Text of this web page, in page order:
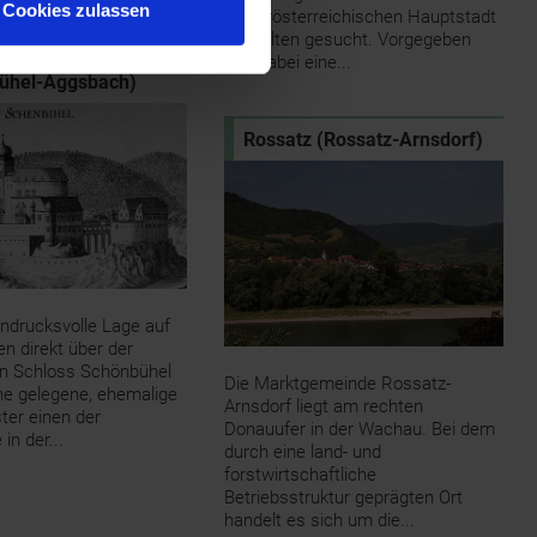
Cookies zulassen
niederösterreichischen Hauptstadt
St. Pölten gesucht. Vorgegeben
war dabei eine...
Aggsbach)
Lage auf
direkt über der
Schloss Schönbühel
gelegene, ehemalige
einen der
in der...
Rossatz (Rossatz-Arnsdorf)
Die Marktgemeinde Rossatz-
Arnsdorf liegt am rechten
Donauufer in der Wachau. Bei dem
durch eine land- und
forstwirtschaftliche
Betriebsstruktur geprägten Ort
handelt es sich um die...